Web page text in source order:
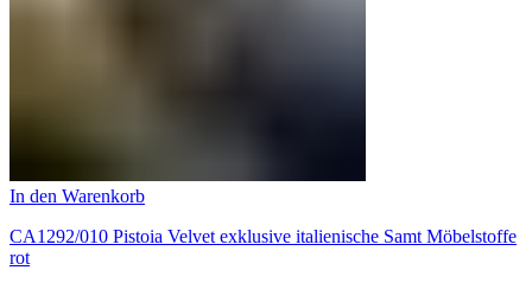
In den Warenkorb
CA1292/010 Pistoia Velvet exklusive italienische Samt Möbelstoffe
rot